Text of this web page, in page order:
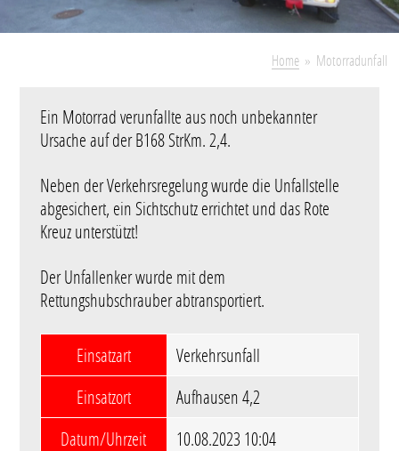
Home Motorradunfall
Ein Motorrad verunfallte aus noch unbekannter
Ursache auf der B168 StrKm. 2,4.
Neben der Verkehrsregelung wurde die Unfallstelle
abgesichert, ein Sichtschutz errichtet und das Rote
Kreuz unterstützt!
Der Unfallenker wurde mit dem
Rettungshubschrauber abtransportiert.
Einsatzart
Verkehrsunfall
Einsatzort
Aufhausen 4,2
Datum/Uhrzeit
10.08.2023 10:04